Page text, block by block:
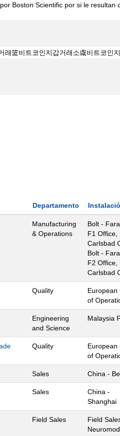
Boston Scientific por si le resultan
Departamento
Manufacturing
& Operations
Bolt -
F1 Office,
Carlsbad
Bolt -
F2 Office,
Carlsbad
Quality
European
of
Engineering
and Science
Malaysia
Quality
European
of
Sales China -
Sales
China -
Shanghai
Field Sales
Field